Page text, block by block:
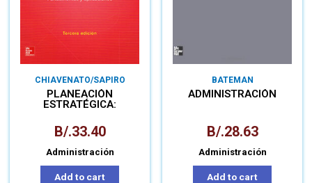
CHIAVENATO/SAPIRO
PLANEACIÓN
ESTRATÉGICA:
APLICACIONES
B/.33.40
Administración
Add to cart
BATEMAN
ADMINISTRACIÓN
B/.28.63
Administración
Add to cart